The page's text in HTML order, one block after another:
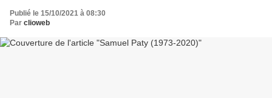
Publié le 15/10/2021 à 08:30
Par clioweb